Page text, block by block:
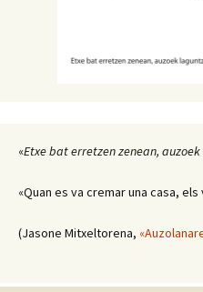
«Etxe bat erretzen zenean,
«Quan es va cremar una casa,
(Jasone Mitxeltorena,